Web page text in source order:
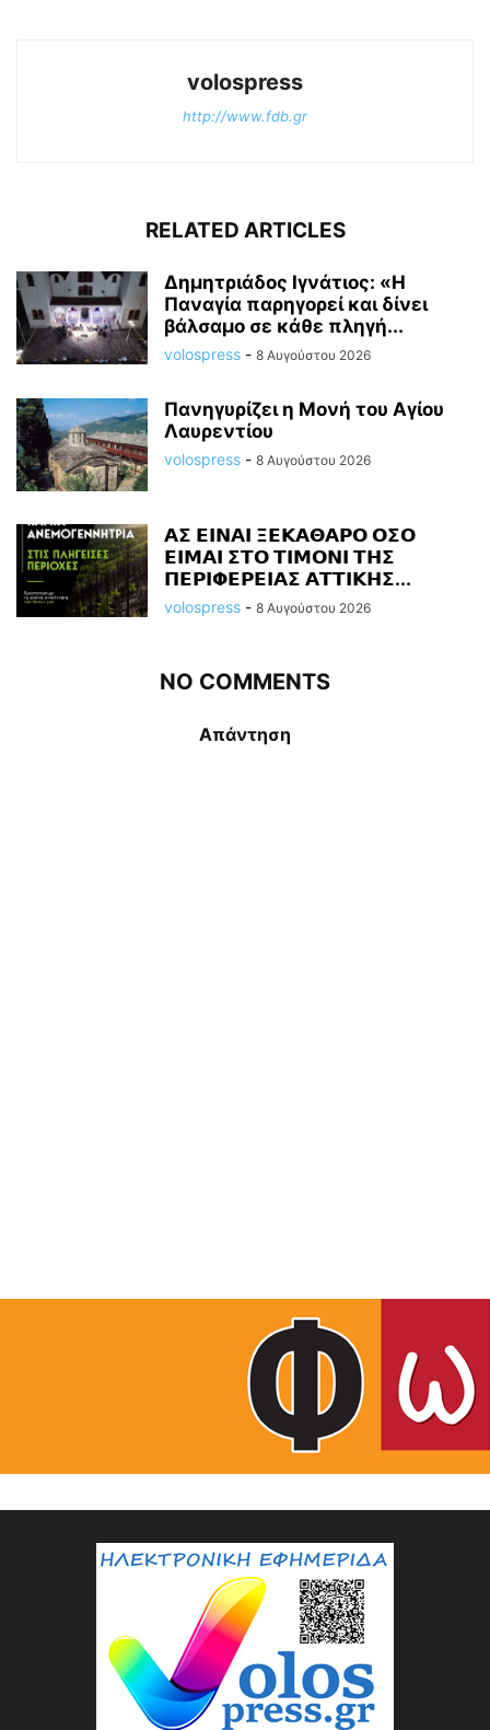
volospress
http://www.fdb.gr
RELATED ARTICLES
Δημητριάδος Ιγνάτιος: «Η
Παναγία παρηγορεί και δίνει
βάλσαμο σε κάθε πληγή...
volospress - 8 Αυγούστου 2026
Πανηγυρίζει η Μονή του Αγίου
Λαυρεντίου
volospress - 8 Αυγούστου 2026
𝝖𝝨 𝝚𝝞𝝢𝝖𝝞 𝝣𝝚𝝟𝝖𝝝𝝖𝝦𝝤 𝝤𝝨𝝤
𝝚𝝞𝝡𝝖𝝞 𝝨𝝩𝝤 𝝩𝝞𝝡𝝤𝝢𝝞 𝝩𝝜𝝨
𝝥𝝚𝝦𝝞𝝫𝝚𝝦𝝚𝝞𝝖𝝨 𝝖𝝩𝝩𝝞𝝟𝝜𝝨...
volospress - 8 Αυγούστου 2026
NO COMMENTS
Απάντηση